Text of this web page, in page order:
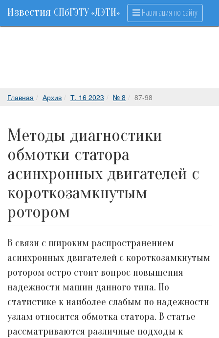
Известия СПбГЭТУ «ЛЭТИ» Навигация по сайту
Главная Архив Т. 16 2023 № 8 87-98
Методы диагностики
обмотки статора
асинхронных двигателей с
короткозамкнутым
ротором
В связи с широким распространением
асинхронных двигателей с короткозамкнутым
ротором остро стоит вопрос повышения
надежности машин данного типа. По
статистике к наиболее слабым по надежности
узлам относится обмотка статора. В статье
рассматриваются различные подходы к